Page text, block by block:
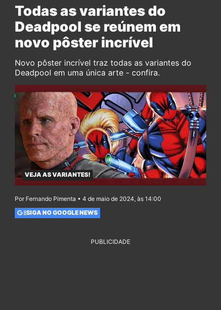
Todas as variantes do
Deadpool se reúnem em
novo pôster incrível
Novo pôster incrível traz todas as variantes do
Deadpool em uma única arte - confira.
VEJA AS VARIANTES!
Por Fernando Pimenta • 4 de maio de 2024, às 14:00
SIGA NO GOOGLE NEWS
PUBLICIDADE